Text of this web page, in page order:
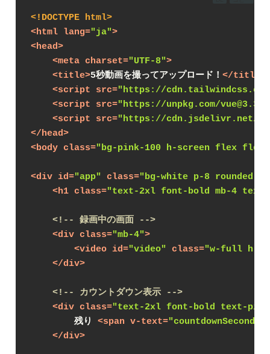
<!DOCTYPE html>
<html lang="ja">
<head>
<meta charset="UTF-8">
<title>5秒動画を撮ってアップロード！</title
<script src="https://
<script src="https://unpkg.com/
<script src="https://cdn.jsdelivr.net/
</head>
<body class="bg-pink-100 h-screen flex
<div id="app" class="bg-white p-8 rounded-
<h1 class="text-2xl font-bold mb-4 text-
<!-- 録画中の画面 -->
<div class="mb-4">
<video id="video" class="w-full h-48
</div>
<!-- カウントダウン表示 -->
<div class="text-2xl font-bold text-pink-
        残り
<span v-text="countdownSeconds"
</div>